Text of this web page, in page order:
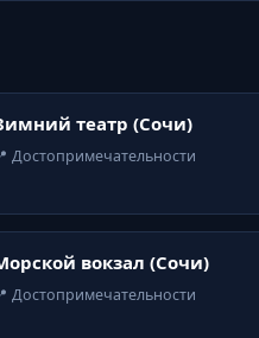
театр (Сочи)
Достопримечательности
вокзал (Сочи)
Достопримечательности